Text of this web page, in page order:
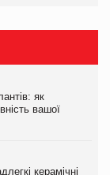
як
вашої
керамічні